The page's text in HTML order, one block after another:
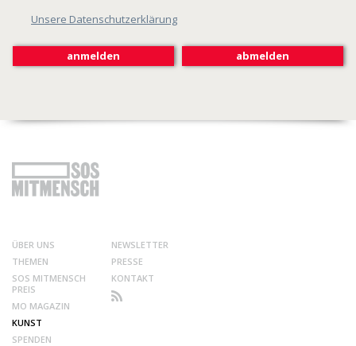
Unsere Datenschutzerklärung
ÜBER UNS
THEMEN
SOS MITMENSCH
PREIS
MO MAGAZIN
KUNST
SPENDEN
NEWSLETTER
PRESSE
KONTAKT